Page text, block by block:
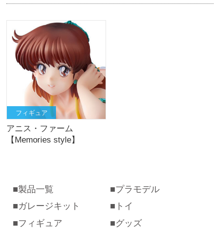
フィギュア
アニス・ファーム
【Memories style】
製品一覧
プラモデル
ガレージキット
トイ
フィギュア
グッズ